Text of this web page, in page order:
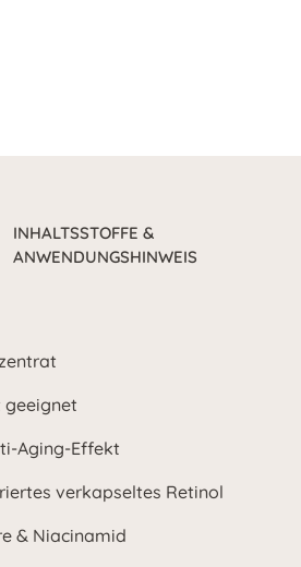
INHALTSSTOFFE &
ANWENDUNGSHINWEIS
geeignet
Aging-Effekt
verkapseltes Retinol
& Niacinamid